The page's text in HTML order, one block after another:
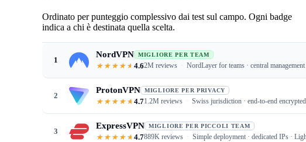
Ordinato per punteggio complessivo dai test sul campo. Ogni badge
indica a chi è destinata quella scelta.
1
NordVPN MIGLIORE PER TEAM
4.62M reviews NordLayer for teams · central
2
ProtonVPN MIGLIORE PER PRIVACY
4.71.2M reviews Swiss jurisdiction · end-to-end
3
ExpressVPN MIGLIORE PER PICCOLI TEAM
4.7889K reviews Simple deployment · dedicated IPs ·